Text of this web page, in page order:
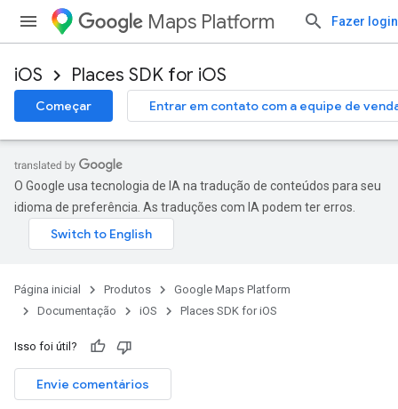
Maps Platform Fazer login
iOS Places SDK for iOS
Começar Entrar em contato com a equipe de
O Google usa tecnologia de IA na tradução de conteúdos para seu
idioma de preferência. As traduções com IA podem ter erros.
Página inicial Produtos
Google Maps Platform
Documentação
iOS Places SDK for iOS
Isso foi útil?
Envie comentários